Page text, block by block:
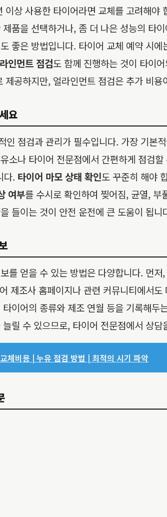
상 사용한 타이어라면 교체를 고려해야
품을 선택하거나, 좀 더 나은 성능의 타
좋은 방법입니다. 타이어 교체 예약 시에
인먼트 점검도 함께 진행하는 것이 타이
공하지만, 얼라인먼트 점검은 추가 비
요
인 점검과 관리가 필수입니다. 가장 기본
소나 타이어 전문점에서 간편하게 점검
다. 타이어 마모 상태 확인도 꾸준히 해야
여부를 수시로 확인하여 찢어짐, 균열,
들이는 것이 안전 운전에 큰 도움이 됩니
를 얻을 수 있는 방법은 다양합니다. 먼
제조사 홈페이지나 관련 커뮤니티에서
이어의 종류와 제조 연월 등을 기록해
릴 수 있으므로, 타이어 전문점에서 상
체비용 | 누유 점검 방법 | 최적의 시기 파악